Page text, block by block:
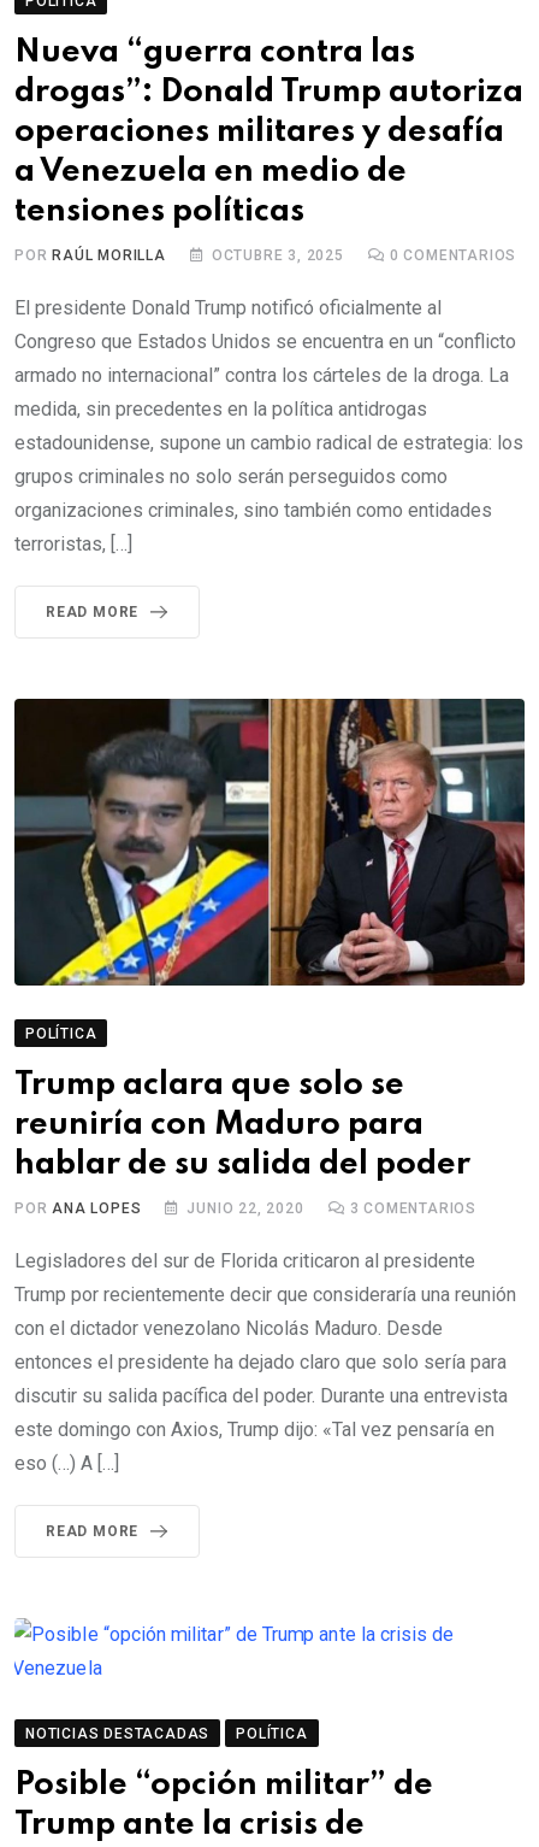
Nueva “guerra contra las
drogas”: Donald Trump autoriza
operaciones militares y desafía
a Venezuela en medio de
tensiones políticas
POR RAÚL MORILLA OCTUBRE 3, 2025 0 COMENTARIOS
El presidente Donald Trump notificó oficialmente al
Congreso que Estados Unidos se encuentra en un “conflicto
armado no internacional” contra los cárteles de la droga. La
medida, sin precedentes en la política antidrogas
estadounidense, supone un cambio radical de estrategia: los
grupos criminales no solo serán perseguidos como
organizaciones criminales, sino también como entidades
terroristas, […]
READ MORE
POLÍTICA
Trump aclara que solo se
reuniría con Maduro para
hablar de su salida del poder
PORANA LOPES JUNIO 22, 2020 3 COMENTARIOS
Legisladores del sur de Florida criticaron al presidente
Trump por recientemente decir que consideraría una reunión
con el dictador venezolano Nicolás Maduro. Desde
entonces el presidente ha dejado claro que solo sería para
discutir su salida pacífica del poder. Durante una entrevista
este domingo con Axios, Trump dijo: «Tal vez pensaría en
eso (…) A […]
READ MORE
NOTICIAS DESTACADAS POLÍTICA
Posible “opción militar” de
Trump ante la crisis de